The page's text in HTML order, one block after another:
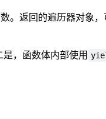
。返回的遍历器对象
，函数体内部使用